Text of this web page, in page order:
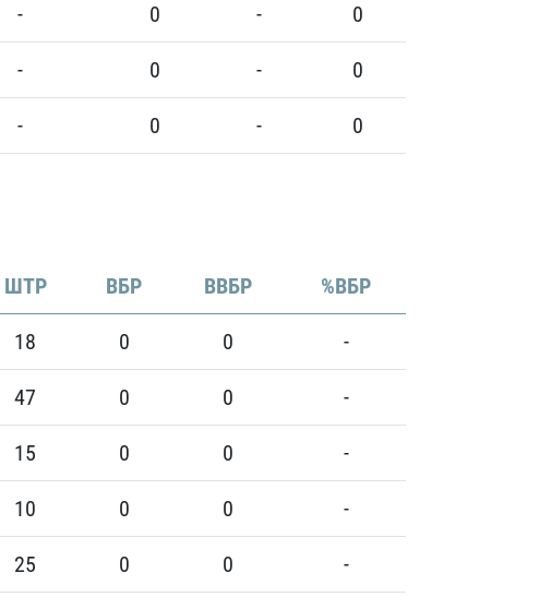
- 0 - 0
- 0 - 0
- 0 - 0
ШТР ВБР ВВБР %ВБР
18 0 0 -
47 0 0 -
15 0 0 -
10 0 0 -
25 0 0 -